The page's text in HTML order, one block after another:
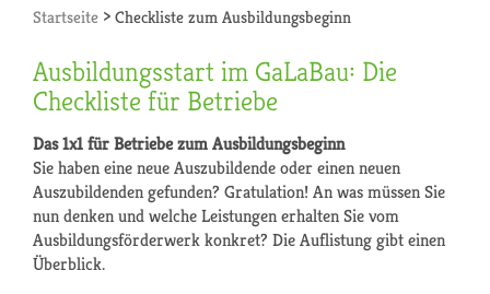
Startseite > Checkliste zum Ausbildungsbeginn
Ausbildungsstart im GaLaBau: Die
Checkliste für Betriebe
Das 1x1 für Betriebe zum Ausbildungsbeginn
Sie haben eine neue Auszubildende oder einen neuen
Auszubildenden gefunden? Gratulation! An was müssen Sie
nun denken und welche Leistungen erhalten Sie vom
Ausbildungsförderwerk konkret? Die Auflistung gibt einen
Überblick.